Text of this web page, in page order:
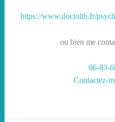
https://www.doctolib.fr/
ou bien me
06-83-
Contactez-